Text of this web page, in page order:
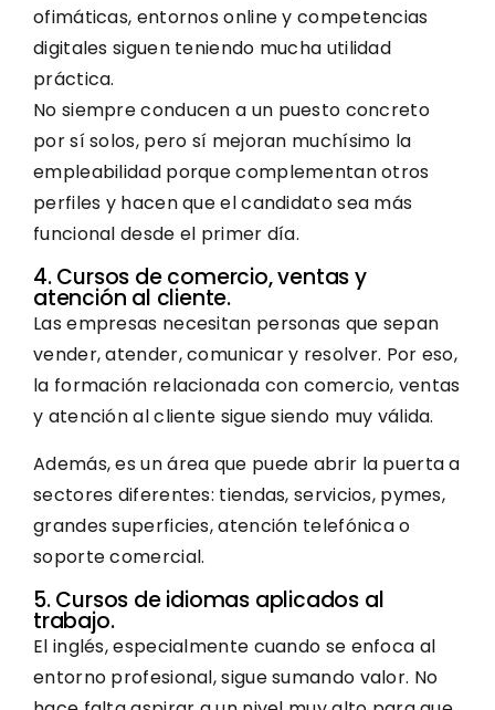
ofimáticas, entornos online y competencias
digitales siguen teniendo mucha utilidad
práctica.
No siempre conducen a un puesto concreto
por sí solos, pero sí mejoran muchísimo la
empleabilidad porque complementan otros
perfiles y hacen que el candidato sea más
funcional desde el primer día.
4. Cursos de comercio, ventas y
atención al cliente.
Las empresas necesitan personas que sepan
vender, atender, comunicar y resolver. Por eso,
la formación relacionada con comercio, ventas
y atención al cliente sigue siendo muy válida.
Además, es un área que puede abrir la puerta a
sectores diferentes: tiendas, servicios, pymes,
grandes superficies, atención telefónica o
soporte comercial.
5. Cursos de idiomas aplicados al
trabajo.
El inglés, especialmente cuando se enfoca al
entorno profesional, sigue sumando valor. No